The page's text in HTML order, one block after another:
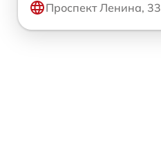
Проспект Ленина, 33